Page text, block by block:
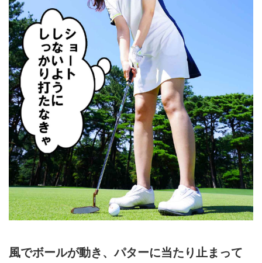
風でボールが動き、パターに当たり止まって